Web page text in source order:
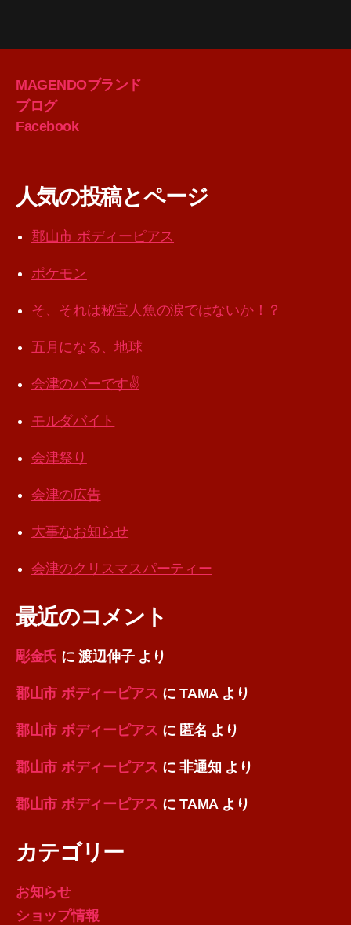
MAGENDOブランド
ブログ
Facebook
人気の投稿とページ
郡山市 ボディーピアス
ポケモン
そ、それは秘宝人魚の涙ではないか！？
五月になる、地球
会津のバーです✌️
モルダバイト
会津祭り
会津の広告
大事なお知らせ
会津のクリスマスパーティー
最近のコメント
彫金氏 に渡辺伸子より
郡山市 ボディーピアス にTAMAより
郡山市 ボディーピアス に 匿名 より
郡山市 ボディーピアス に非通知 より
郡山市 ボディーピアス にTAMAより
カテゴリー
お知らせ
ショップ情報